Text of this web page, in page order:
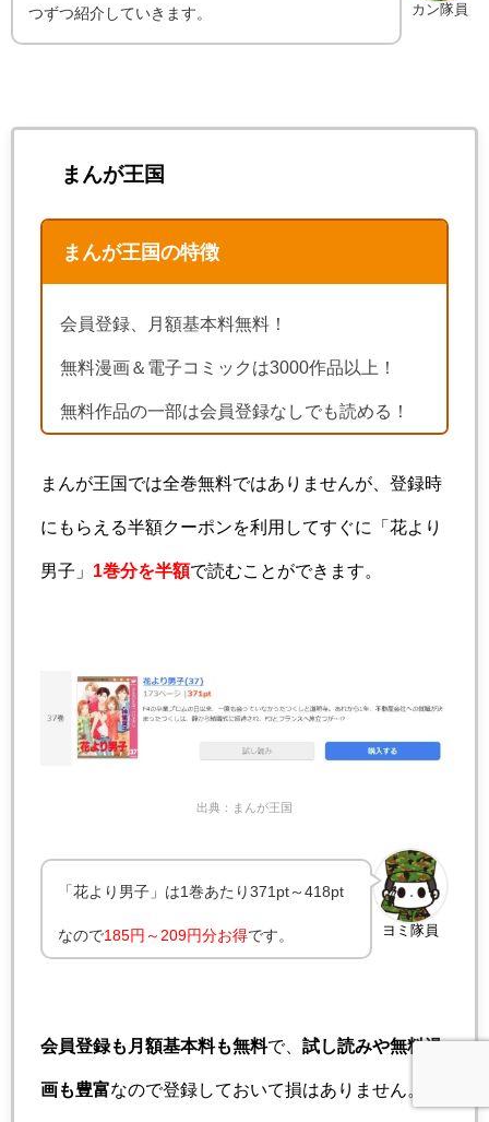
カン隊員
つずつ紹介していきます。
まんが王国
まんが王国の特徴
会員登録、月額基本料無料！
無料漫画＆電子コミックは3000作品以上！
無料作品の一部は会員登録なしでも読める！
まんが王国では全巻無料ではありませんが、登録時
にもらえる半額クーポンを利用してすぐに「花より
男子」 1巻分を半額で読むことができます。
出典：まんが王国
ヨミ隊員
「花より男子」は1巻あたり371pt～418pt
なので185円～209円分お得です。
会員登録も月額基本料も無料で、 試し読みや無料漫
画も豊富なので登録しておいて損はありません。